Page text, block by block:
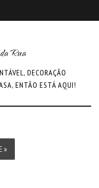
Rua
DECORAÇÃO
ENTÃO ESTÁ AQUI!
»